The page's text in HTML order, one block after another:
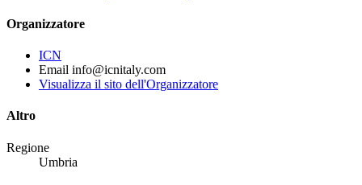
Organizzatore
ICN
Email info@icnitaly.com
Visualizza il sito dell'Organizzatore
Altro
Regione
Umbria